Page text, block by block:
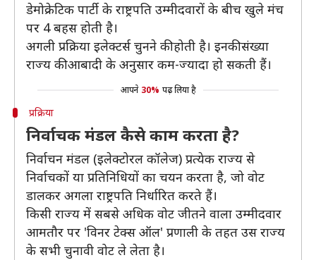
डेमोक्रेटिक पार्टी के राष्ट्रपति उम्मीदवारों के बीच खुले मंच
पर 4 बहस होती है।
अगली प्रक्रिया इलेक्टर्स चुनने की होती है। इनकी संख्या
राज्य की आबादी के अनुसार कम-ज्यादा हो सकती हैं।
आपने 30% पढ़ लिया है
प्रक्रिया
निर्वाचक मंडल कैसे काम करता है?
निर्वाचन मंडल (इलेक्टोरल कॉलेज) प्रत्येक राज्य से
निर्वाचकों या प्रतिनिधियों का चयन करता है, जो वोट
डालकर अगला राष्ट्रपति निर्धारित करते हैं।
किसी राज्य में सबसे अधिक वोट जीतने वाला उम्मीदवार
आमतौर पर 'विनर टेक्स ऑल' प्रणाली के तहत उस राज्य
के सभी चुनावी वोट ले लेता है।